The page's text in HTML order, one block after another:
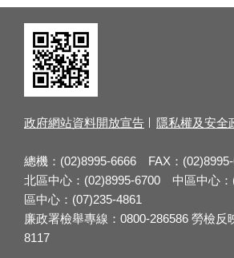
政府網站資料開放宣告 隱私權及安全
總機：(02)8995-6666 FAX：
北區中心：(02)8995-6700 中區中心
區中心：(07)235-4861
廉政署檢舉專線：0800-286586 勞檢反
8117